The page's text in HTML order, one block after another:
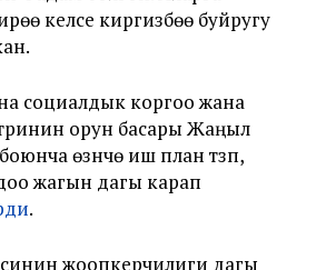
келсе киргизбөө буйругу
социалдык коргоо жана
орун басары Жаңыл
өзүнчө иш план түзүп,
жагын дагы карап
.
жоопкерчилиги дагы